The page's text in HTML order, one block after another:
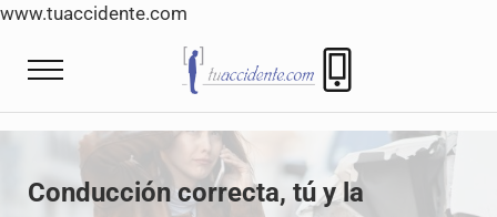
www.tuaccidente.com
Saltar al contenido principal
Skip to header right navigation
Menu
Tuaccidente
Tuaccidente Abogados indemnización
Conducción correcta, tú y la